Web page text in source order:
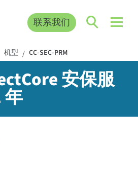
联系我们
机型 / CC-SEC-PRM
安保服
年